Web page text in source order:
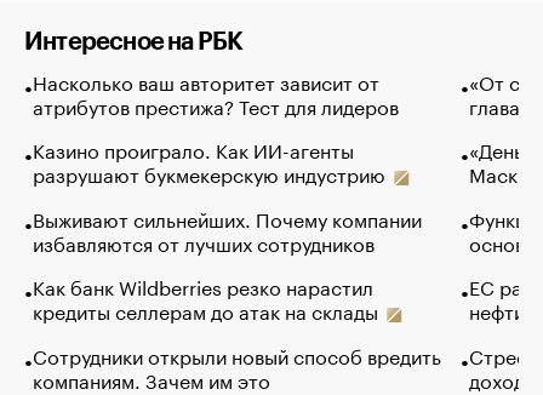
Интересное на РБК
Насколько ваш авторитет зависит от
атрибутов престижа? Тест для лидеров
Казино проиграло. Как ИИ-агенты
разрушают букмекерскую индустрию
Выживают сильнейших. Почему компании
избавляются от лучших сотрудников
Как банк Wildberries резко нарастил
кредиты селлерам до атак на склады
Сотрудники открыли новый способ вредить
компаниям. Зачем им это
«От
глава
Маск в
основ
ЕС
нефти